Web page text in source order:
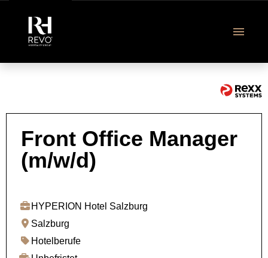
Revo Jobangebote
Ausbildung & Studium
FAQ
Front Office Manager
(m/w/d)
HYPERION Hotel Salzburg
Salzburg
Hotelberufe